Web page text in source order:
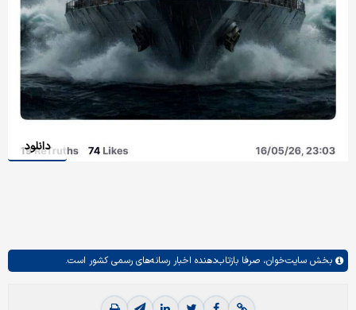
دانلود
بخش سایت‌خوان، صرفا بازتاب‌دهنده اخبار رسانه‌های رسمی کشور است.